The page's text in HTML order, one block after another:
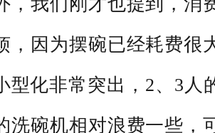
，因为摆碗已经耗费很
型化非常突出，2、3人
洗碗机相对浪费一些，